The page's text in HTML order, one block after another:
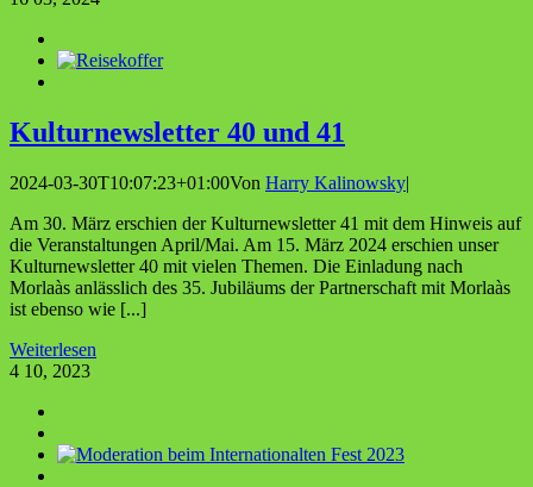
Kul­tur­news­let­ter 40 und 41
2024-03-30T10:07:23+01:00Von Harry Kalinowsky|
Am 30. März erschien der Kulturnewsletter 41 mit dem Hinweis auf
die Veranstaltungen April/Mai. Am 15. März 2024 erschien unser
Kulturnewsletter 40 mit vielen Themen. Die Einladung nach
Morlaàs anlässlich des 35. Jubiläums der Partnerschaft mit Morlaàs
ist ebenso wie [...]
Weiterlesen
4 10, 2023